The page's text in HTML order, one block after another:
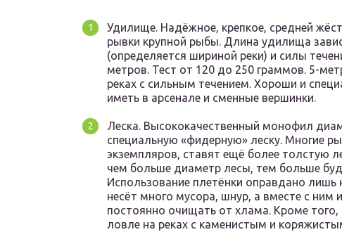
Удилище. Надёжное, крепкое, средней
рывки крупной рыбы. Длина удилища
(определяется шириной реки) и силы
метров. Тест от 120 до 250 граммов. 5-
реках с сильным течением. Хороши и
иметь в арсенале и сменные вершинки.
Леска. Высококачественный монофил
специальную «фидерную» леску. Многие
экземпляров, ставят ещё более толстую
чем больше диаметр лесы, тем больше
Использование плетёнки оправдано лишь
несёт много мусора, шнур, а вместе с ним
постоянно очищать от хлама. Кроме
ловле на реках с каменистым и